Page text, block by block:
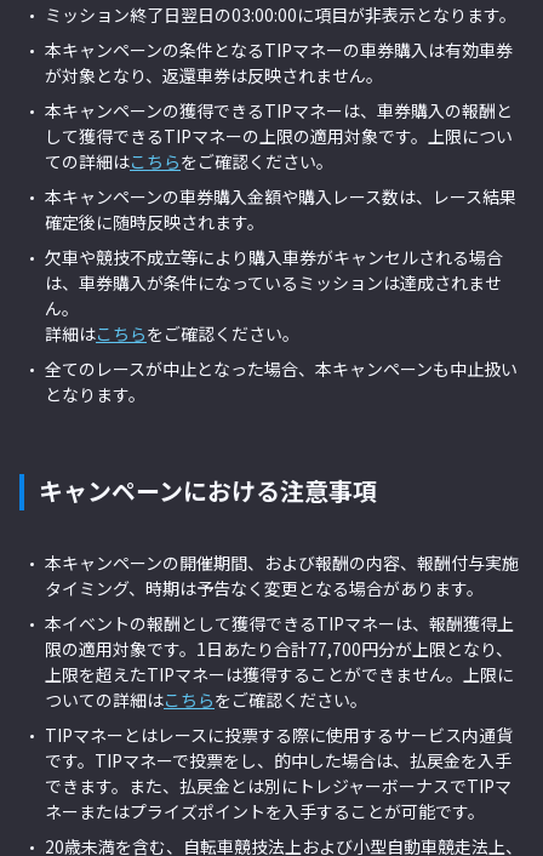
ミッション終了日翌日の03:00:00に項目が非表示となります。
本キャンペーンの条件となるTIPマネーの車券購入は有効車券
が対象となり、返還車券は反映されません。
本キャンペーンの獲得できるTIPマネーは、車券購入の報酬と
して獲得できるTIPマネーの上限の適用対象です。上限につい
ての詳細はこちらをご確認ください。
本キャンペーンの車券購入金額や購入レース数は、レース結果
確定後に随時反映されます。
欠車や競技不成立等により購入車券がキャンセルされる場合
は、車券購入が条件になっているミッションは達成されませ
ん。
詳細はこちらをご確認ください。
全てのレースが中止となった場合、本キャンペーンも中止扱い
となります。
キャンペーンにおける注意事項
本キャンペーンの開催期間、および報酬の内容、報酬付与実施
タイミング、時期は予告なく変更となる場合があります。
本イベントの報酬として獲得できるTIPマネーは、報酬獲得上
限の適用対象です。1日あたり合計77,700円分が上限となり、
上限を超えたTIPマネーは獲得することができません。上限に
ついての詳細はこちらをご確認ください。
TIPマネーとはレースに投票する際に使用するサービス内通貨
です。TIPマネーで投票をし、的中した場合は、払戻金を入手
できます。また、払戻金とは別にトレジャーボーナスでTIPマ
ネーまたはプライズポイントを入手することが可能です。
20歳未満を含む、自転車競技法上および小型自動車競走法上、